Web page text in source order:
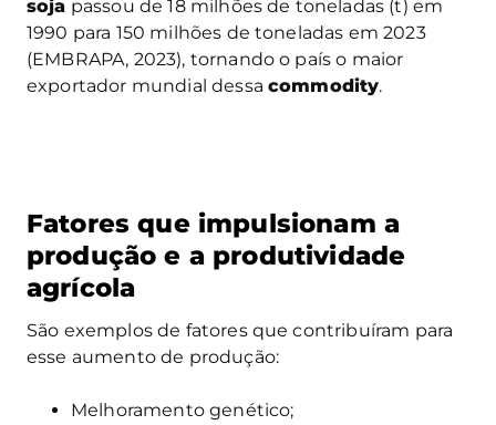
soja passou de 18 milhões de toneladas (t) em
1990 para 150 milhões de toneladas em 2023
(EMBRAPA, 2023), tornando o país o maior
exportador mundial dessacommodity.
Fatores que impulsionam a
produção e a produtividade
agrícola
São exemplos de fatores que contribuíram para
esse aumento de produção:
Melhoramento genético;